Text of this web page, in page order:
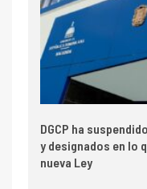
DGCP ha
y designados en lo
nueva Ley